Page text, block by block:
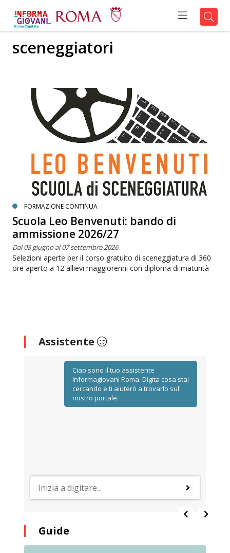
sceneggiatori
FORMAZIONE CONTINUA
Scuola Leo Benvenuti: bando di
ammissione 2026/27
Dal 08 giugno al 07 settembre 2026
Selezioni aperte per il corso gratuito di sceneggiatura di 360
ore aperto a 12 allievi maggiorenni con diploma di maturità
Assistente
Ciao sono il tuo assistente
Informagiovani Roma. Digita cosa stai
cercando e ti aiuterò a trovarlo sul
nostro portale.
Guide